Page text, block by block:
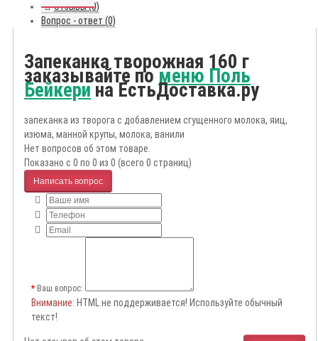
Отзывы (0)
Вопрос - ответ (0)
Запеканка творожная 160 г
заказывайте поменю Поль
Бейкерина ЕстьДоставка.ру
запеканка из творога с добавлением сгущенного молока, яиц,
изюма, манной крупы, молока, ванили
Нет вопросов об этом товаре.
Показано с 0 по 0 из 0 (всего 0 страниц)
Написать вопрос
Ваш вопрос:
Внимание: HTML не поддерживается! Используйте обычный
текст!